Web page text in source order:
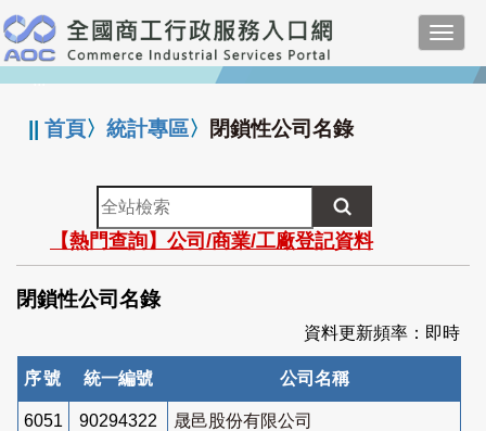
跳
到
主
要
:::
||首頁〉統計專區〉 閉鎖性公司名錄
全
站
檢
索
【熱門查詢】公司/商業/工廠登記資料
閉鎖性公司名錄
資料更新頻率：即時
序號 統一編號 公司名稱
6051 90294322 晟邑股份有限公司